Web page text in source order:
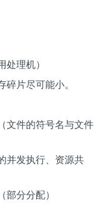
理机）
片尽可能小。
文件的符号名与文件
并发执行、资源共
分分配）